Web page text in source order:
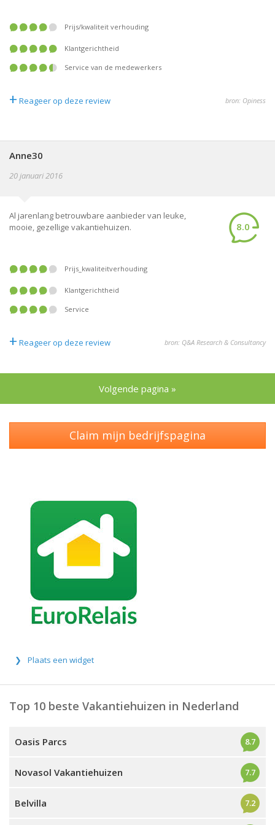
prijs/kwaliteit verhouding
klantgerichtheid
service van de medewerkers
+ Reageer op deze review bron: Opiness
Anne30
20 januari 2016
Al jarenlang betrouwbare aanbieder van leuke,
mooie, gezellige vakantiehuizen.
8.0
Prijs_kwaliteitverhouding
Klantgerichtheid
Service
+ Reageer op deze review bron: Q&A Research & Consultancy
Volgende pagina »
Claim mijn bedrijfspagina
Plaats een widget
Top 10 beste Vakantiehuizen in Nederland
Oasis Parcs 8.7
Novasol Vakantiehuizen 7.7
Belvilla 7.2